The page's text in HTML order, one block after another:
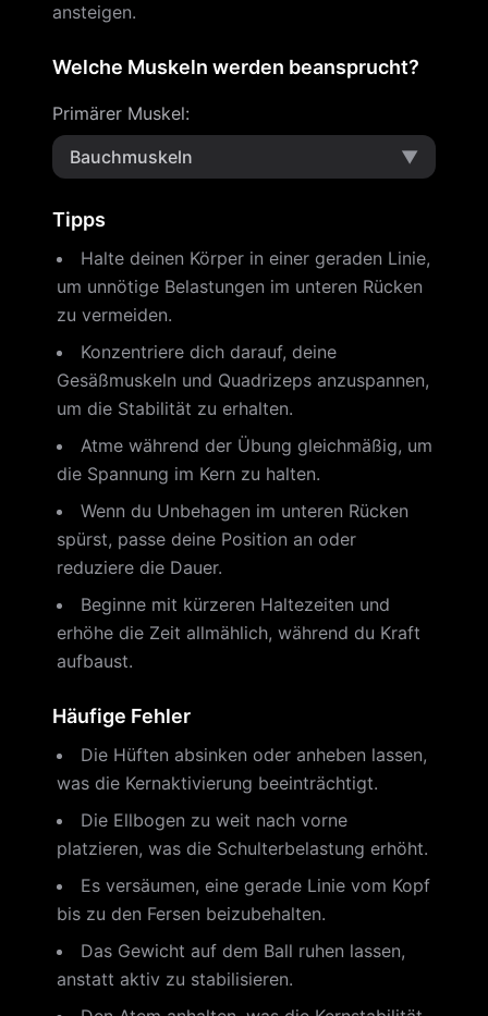
ansteigen.
Welche Muskeln werden beansprucht?
Primärer Muskel:
Bauchmuskeln
▼
Tipps
Halte deinen Körper in einer geraden Linie,
um unnötige Belastungen im unteren Rücken
zu vermeiden.
Konzentriere dich darauf, deine
Gesäßmuskeln und Quadrizeps anzuspannen,
um die Stabilität zu erhalten.
Atme während der Übung gleichmäßig, um
die Spannung im Kern zu halten.
Wenn du Unbehagen im unteren Rücken
spürst, passe deine Position an oder
reduziere die Dauer.
Beginne mit kürzeren Haltezeiten und
erhöhe die Zeit allmählich, während du Kraft
aufbaust.
Häufige Fehler
Die Hüften absinken oder anheben lassen,
was die Kernaktivierung beeinträchtigt.
Die Ellbogen zu weit nach vorne
platzieren, was die Schulterbelastung erhöht.
Es versäumen, eine gerade Linie vom Kopf
bis zu den Fersen beizubehalten.
Das Gewicht auf dem Ball ruhen lassen,
anstatt aktiv zu stabilisieren.